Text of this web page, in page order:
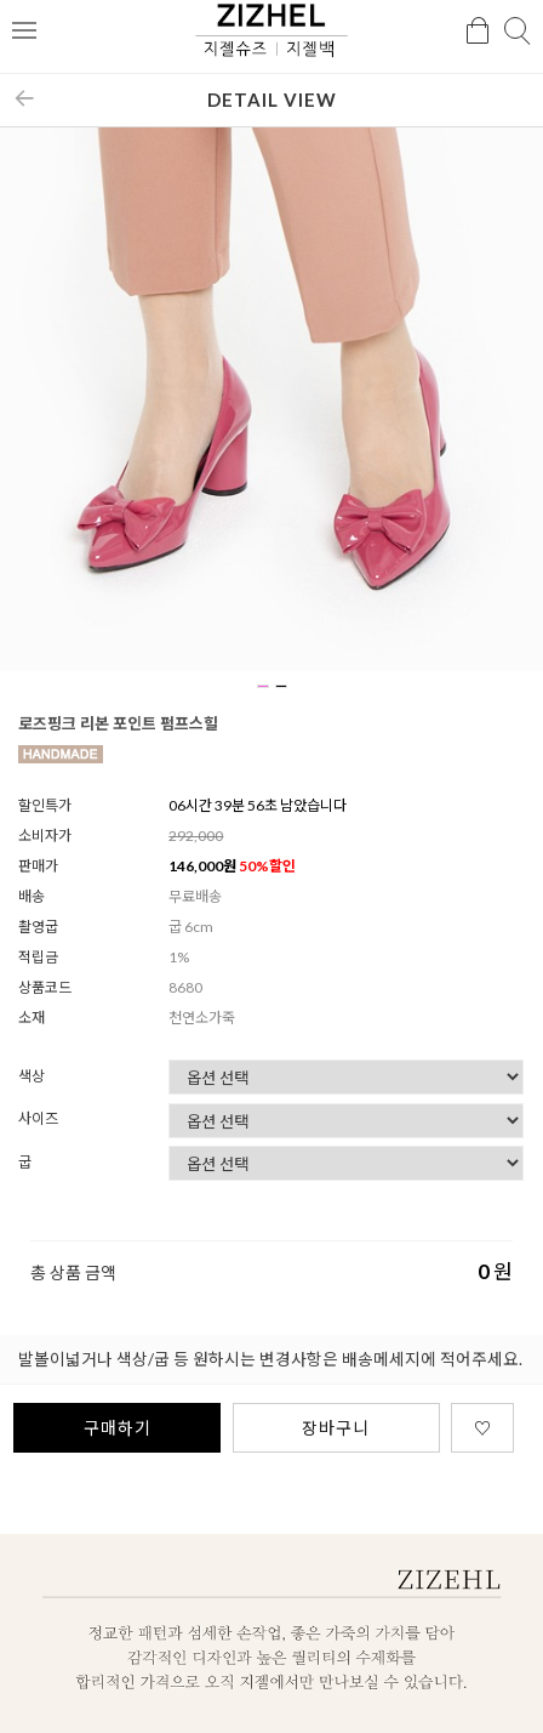
메
검
DETAIL VIEW
로즈핑크 리본 포인트 펌프스힐
할인특가
06시간 39분 55초 남았습니다
소비자가
292,000
판매가
146,000원 50%할인
배송
무료배송
촬영굽
굽 6cm
적립금
1%
상품코드
8680
소재
천연소가죽
색상
사이즈
굽
총 상품 금액 0원
발볼이넓거나 색상/굽 등 원하시는 변경사항은 배송메세지에 적어주세요.
구매하기 장바구니 ♡